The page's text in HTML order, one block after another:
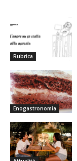
Rubrica
Enogastronomia